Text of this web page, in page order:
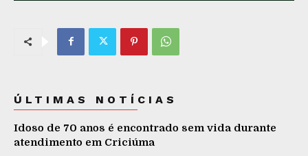
ÚLTIMAS NOTÍCIAS
Idoso de 70 anos é encontrado sem vida durante
atendimento em Criciúma